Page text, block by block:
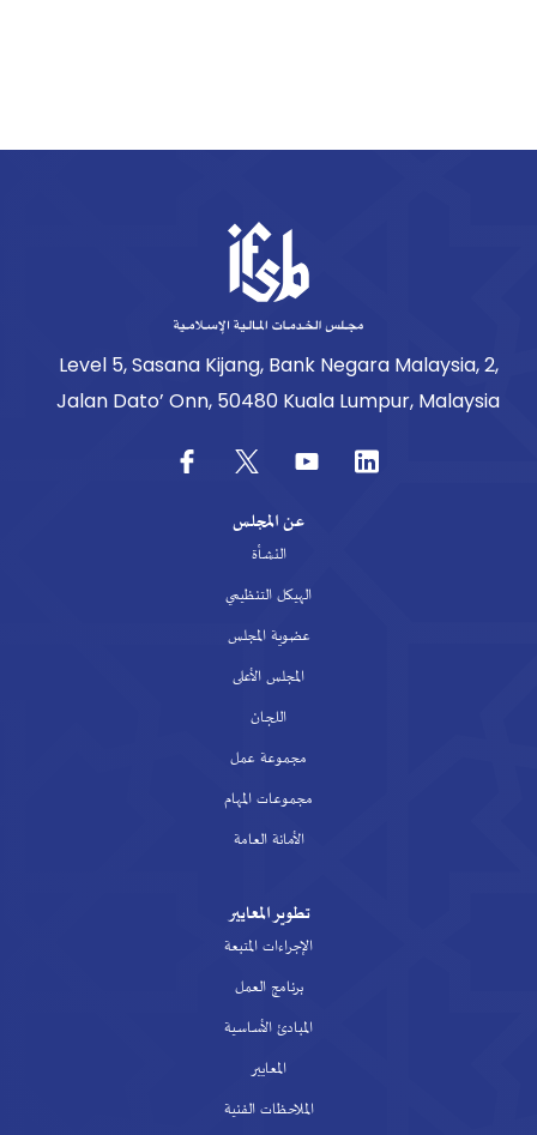
Level 5, Sasana Kijang, Bank Negara Malaysia, 2,
Jalan Dato’ Onn, 50480 Kuala Lumpur, Malaysia
عن المجلس
النشأة
الهيكل التنظيمي
عضوية المجلس
المجلس الأعلى
اللجان
مجموعة عمل
مجموعات المهام
الأمانة العامة
تطوير المعايير
الإجراءات المتبعة
برنامج العمل
المبادئ الأساسية
المعايير
الملاحظات الفنية